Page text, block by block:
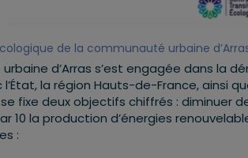
de la communauté urbaine
urbaine d’Arras s’est engagée dans la
la région Hauts-de-France, ainsi
fixe deux objectifs chiffrés : diminuer
10 la production d’énergies
: